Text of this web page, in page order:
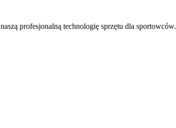
profesjonalną technologię sprzętu dla sportowców.